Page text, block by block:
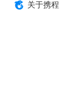
关于携程